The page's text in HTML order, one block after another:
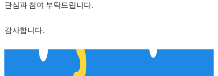
관심과 참여 부탁드립니다.
감사합니다.